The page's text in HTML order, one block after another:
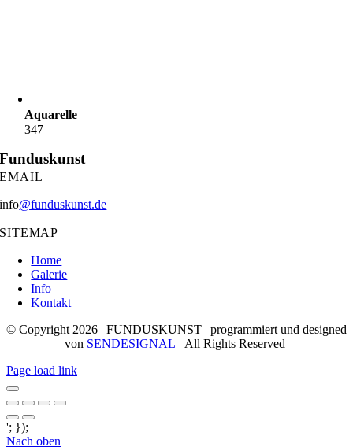
Aquarelle
347
Funduskunst
EMAIL
info@funduskunst.de
SITEMAP
Home
Galerie
Info
Kontakt
© Copyright 2026 | FUNDUSKUNST | programmiert und designed
von SENDESIGNAL | All Rights Reserved
Page load link
'; });
Nach oben